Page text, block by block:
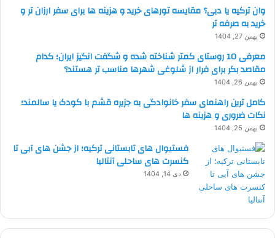
وان ترکیه یا دبی؟ مقایسه تورهای خرید و هزینه ها برای سفر ارزان تر و
خرید به صرفه تر
بهمن 27, 1404
معرفی 10 روستای کمتر شناخته شده و شگفت انگیز ایران؛ کدام
مقاصد بکر برای فرار از شلوغی شهرها مناسب تر هستند؟
بهمن 26, 1404
کامل ترین راهنمای سفر خانوادگی به جزیره قشم با کودک یا سالمند؛
نکات ضروری و هزینه ها
بهمن 25, 1404
فستیوال های تابستانی ترکیه؛ از جشن های آبی تا
کنسرت های ساحلی آنتالیا
دی 14, 1404